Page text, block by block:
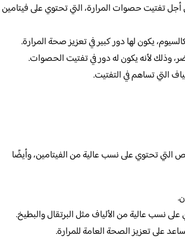
تفتيت حصوات المرارة، التي تحتوي على فيتامين
يكون لها دور كبير في تعزيز صحة المرارة.
وذلك لأنه يكون له دور في تفتيت الحصوات.
التي تساهم في التفتيت.
تحتوي على نسب عالية من الفيتامين، وأيضًا
نسب عالية من الألياف مثل البرتقال والبطيخ.
على تعزيز الصحة العامة للمرارة.